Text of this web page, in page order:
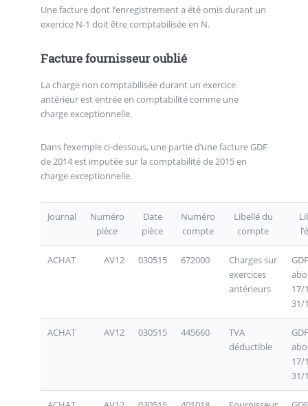
Une facture dont l’enregistrement a été omis durant un
exercice N-1 doit être comptabilisée en N.
Facture fournisseur oublié
La charge non comptabilisée durant un exercice
antérieur est entrée en comptabilité comme une
charge exceptionnelle.
Dans l’exemple ci-dessous, une partie d’une facture GDF
de 2014 est imputée sur la comptabilité de 2015 en
charge exceptionnelle.
Journal
Numéro
pièce
Date
pièce
Numéro
compte
Libellé du
compte
ACHAT AV12 030515 672000
Charges sur
exercices
antérieurs
17/
31/
ACHAT AV12 030515 445660
TVA
déductible
17/
31/